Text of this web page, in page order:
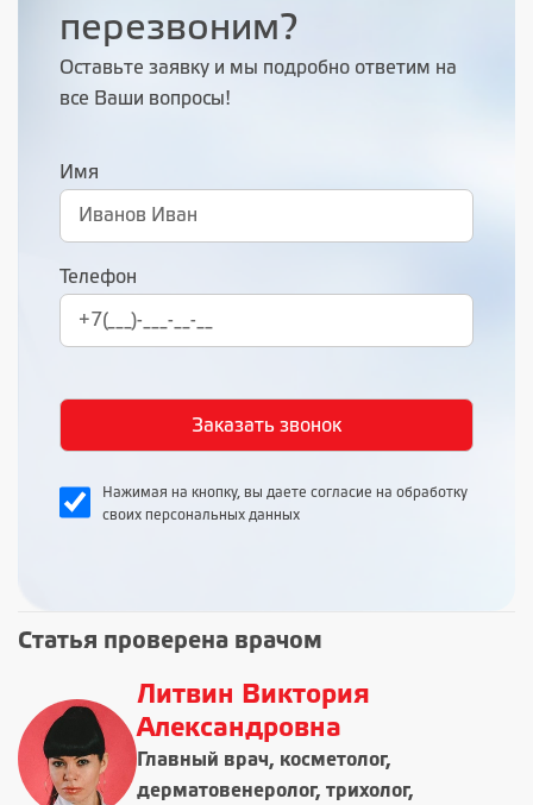
перезвоним?
Оставьте заявку и мы подробно ответим на
все Ваши вопросы!
Имя
Телефон
Нажимая на кнопку, вы даете согласие на обработку
своих персональных данных
Статья проверена врачом
Литвин Виктория
Александровна
Главный врач, косметолог,
дерматовенеролог, трихолог,